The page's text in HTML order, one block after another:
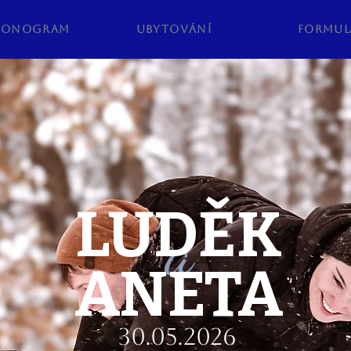
ubytování
30.05.2026
a
LUDĚK
ANETA